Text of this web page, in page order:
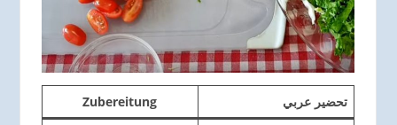
Zubereitung
تحضير عربي